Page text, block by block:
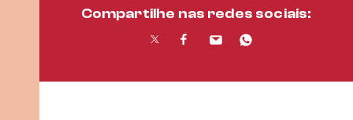
Compartilhe nas redes sociais: